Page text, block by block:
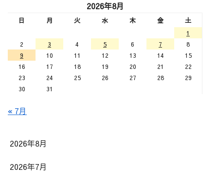
2026年8月
日 月 火 水 木 金
土
1
2
3 4 5 6 7
8
9
10 11 12 13 14
15
16
17 18 19 20 21
22
23
24 25 26 27 28
29
30
31
« 7月
2026年8月
2026年7月